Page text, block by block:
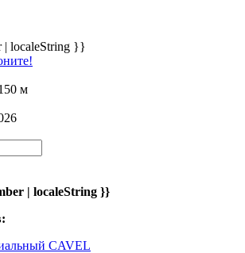
| localeString }}
м
| localeString }}
CAVEL